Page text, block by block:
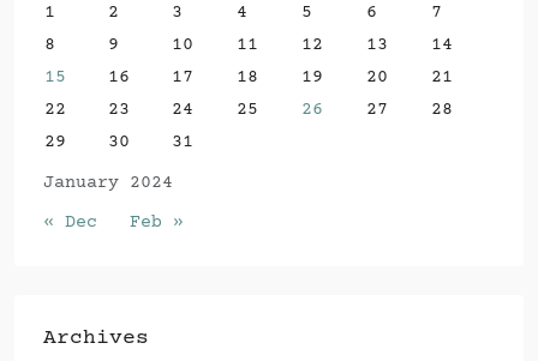
January 2024
1 2 3 4 5 6
7
8
9 10 11 12 13
14
15
16 17 18 19 20
21
22
23 24 25 26 27
28
29
30 31
« Dec Feb »
Archives